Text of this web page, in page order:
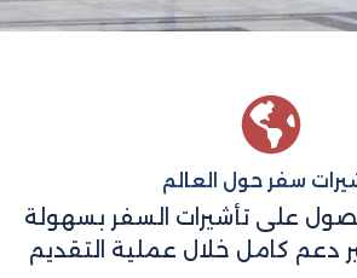
سفر حول العالم
على تأشيرات السفر بسهولة
دعم كامل خلال عملية التقديم